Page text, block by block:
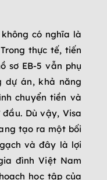
có nghĩa là
thực tế, tiến
sơ EB-5 vẫn phụ
dự án, khả năng
chuyển tiền và
Dù vậy, Visa
tạo ra một bối
và đây là lợi
đình Việt Nam
học tập của